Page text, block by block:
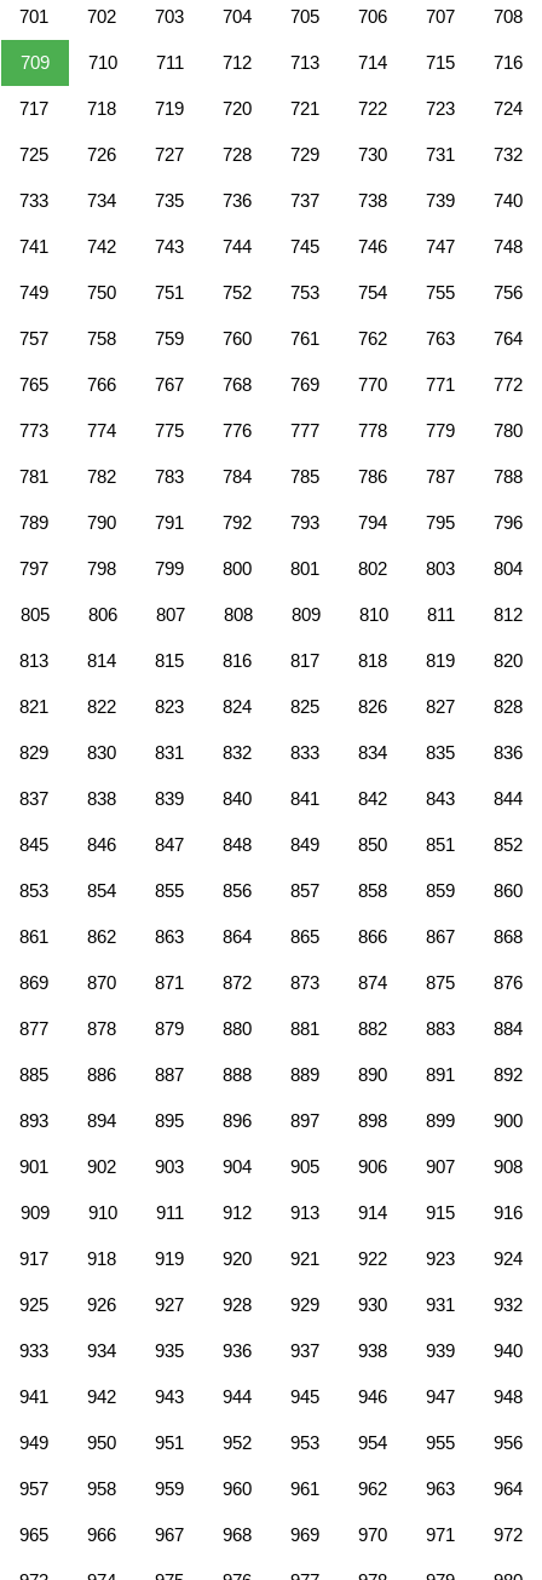
701 702 703 704 705 706 707 708
709 710 711 712 713 714 715 716
717 718 719 720 721 722 723 724
725 726 727 728 729 730 731 732
733 734 735 736 737 738 739 740
741 742 743 744 745 746 747 748
749 750 751 752 753 754 755 756
757 758 759 760 761 762 763 764
765 766 767 768 769 770 771 772
773 774 775 776 777 778 779 780
781 782 783 784 785 786 787 788
789 790 791 792 793 794 795 796
797 798 799 800 801 802 803 804
805 806 807 808 809 810 811 812
813 814 815 816 817 818 819 820
821 822 823 824 825 826 827 828
829 830 831 832 833 834 835 836
837 838 839 840 841 842 843 844
845 846 847 848 849 850 851 852
853 854 855 856 857 858 859 860
861 862 863 864 865 866 867 868
869 870 871 872 873 874 875 876
877 878 879 880 881 882 883 884
885 886 887 888 889 890 891 892
893 894 895 896 897 898 899 900
901 902 903 904 905 906 907 908
909 910 911 912 913 914 915 916
917 918 919 920 921 922 923 924
925 926 927 928 929 930 931 932
933 934 935 936 937 938 939 940
941 942 943 944 945 946 947 948
949 950 951 952 953 954 955 956
957 958 959 960 961 962 963 964
965 966 967 968 969 970 971 972